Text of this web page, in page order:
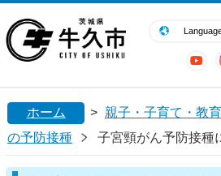
閉じる
ホーム > 親子・子育て・教育
の予防接種
子宮頸がん予防接種